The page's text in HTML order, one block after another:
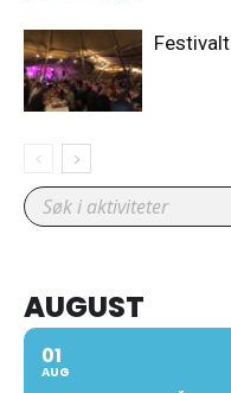
AUGUST
01
AUG